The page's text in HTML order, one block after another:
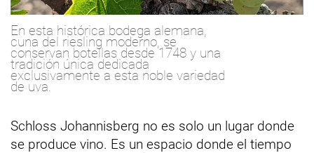
En esta histórica bodega alemana,
cuna del riesling moderno, se
conservan botellas desde 1748 y una
tradición única dedicada
exclusivamente a esta noble variedad
de uva.
Schloss Johannisberg no es solo un lugar donde
se produce vino. Es un espacio donde el tiempo